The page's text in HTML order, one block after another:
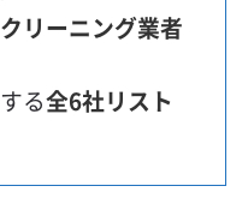
リーニング業者
る全6社リスト